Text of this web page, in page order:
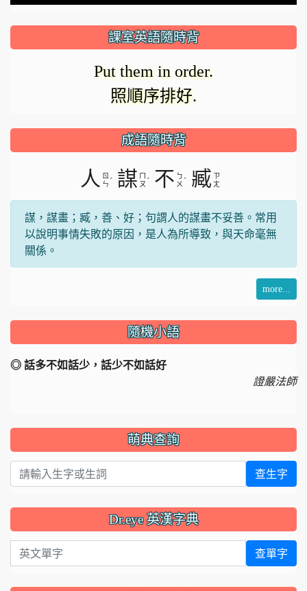
課室英語隨時背
Put them in order.
照順序排好.
成語隨時背
人
ㄖ
ㄣ ˊ 謀 ㄇ
ㄡ ˊ 不 ㄅ
ㄨ ˋ 臧 ㄗ
ㄤ
謀，謀畫；臧，善、好；句謂人的謀畫不妥善。常用
以說明事情失敗的原因，是人為所導致，與天命毫無
關係。
more...
隨機小語
◎ 話多不如話少，話少不如話好
證嚴法師
萌典查詢
查生字
Dr.eye 英漢字典
英文單字 查單字